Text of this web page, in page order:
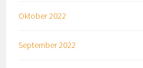
Oktober 2022
September 2022